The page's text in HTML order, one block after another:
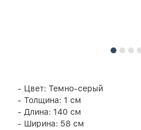
- Цвет: Темно-серый
- Толщина: 1 cм
- Длина: 140 см
- Ширина: 58 см